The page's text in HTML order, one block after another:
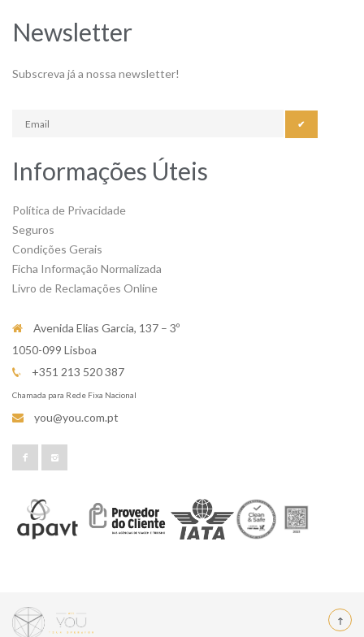
Newsletter
Subscreva já a nossa newsletter!
✔
Informações Úteis
Política de Privacidade
Seguros
Condições Gerais
Ficha Informação Normalizada
Livro de Reclamações Online
Avenida Elias Garcia, 137 – 3º
1050-099 Lisboa
+351 213 520 387
Chamada para Rede Fixa Nacional
you@you.com.pt